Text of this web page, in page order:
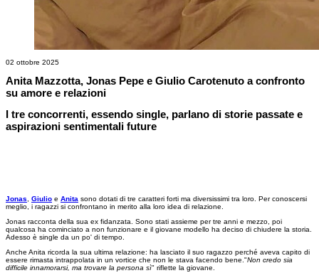
02 ottobre 2025
Anita Mazzotta, Jonas Pepe e Giulio Carotenuto a confronto
su amore e relazioni
I tre concorrenti, essendo single, parlano di storie passate e
aspirazioni sentimentali future
Jonas, Giulio e Anita sono dotati di tre caratteri forti ma diversissimi tra loro. Per conoscersi
meglio, i ragazzi si confrontano in merito alla loro idea di relazione.
Jonas racconta della sua ex fidanzata. Sono stati assieme per tre anni e mezzo, poi
qualcosa ha cominciato a non funzionare e il giovane modello ha deciso di chiudere la storia.
Adesso è single da un po' di tempo.
Anche Anita ricorda la sua ultima relazione: ha lasciato il suo ragazzo perché aveva capito di
essere rimasta intrappolata in un vortice che non le stava facendo bene."Non credo sia
difficile innamorarsi, ma trovare la persona sì" riflette la giovane.